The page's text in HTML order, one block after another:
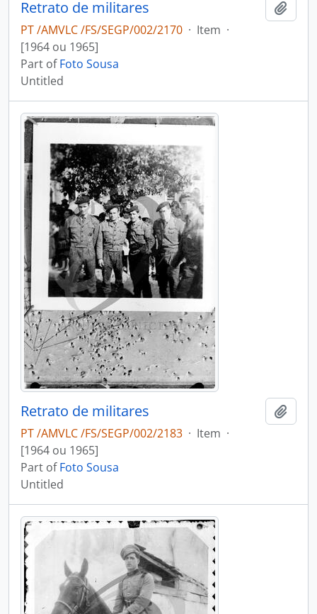
Retrato de militares
PT /AMVLC /FS/SEGP/002/2170 · Item ·
[1964 ou 1965]
Part ofFoto Sousa
Untitled
Retrato de militares
PT /AMVLC /FS/SEGP/002/2183 · Item ·
[1964 ou 1965]
Part ofFoto Sousa
Untitled